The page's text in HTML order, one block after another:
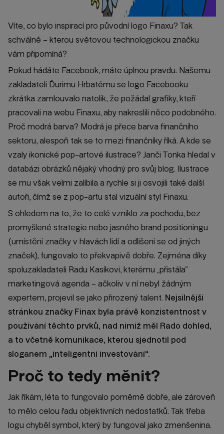
Víte, co bylo inspirací pro původní logo Finaxu? Tak
schválně – kterou světovou technologickou značku
vám připomíná?
Pokud hádáte Facebook, máte úplnou pravdu. Našemu
zakladateli Ďurimu Hrbatému se logo Facebooku
zkrátka zamlouvalo natolik, že požádal grafiky, kteří
pracovali na webu Finaxu, aby nakreslili něco podobného.
Proč modrá barva? Modrá je přece barva finančního
sektoru, alespoň tak se to mezi finančníky říká. A kde se
vzaly ikonické pop-artové ilustrace? Janči Tonka hledal v
databázi obrázků nějaký vhodný pro svůj blog. Ilustrace
se mu však velmi zalíbila a rychle si ji osvojili také další
autoři, čímž se z pop-artu stal vizuální styl Finaxu.
S ohledem na to, že to celé vzniklo za pochodu, bez
promyšlené strategie nebo jasného brand positioningu
(umístění značky v hlavách lidí a odlišení se od jiných
značek), fungovalo to překvapivě dobře. Zejména díky
spoluzakladateli Radu Kasíkovi, kterému „přistála“
marketingová agenda – ačkoliv v ní nebyl žádným
expertem, projevil se jako přirozený talent. Nejsilnější
stránkou značky Finax byla právě konzistentnost v
používání těchto prvků, nad nimiž měl Rado dohled,
a to včetně komunikace, kterou sjednotil pod
sloganem „inteligentní investování“.
Proč to tedy měnit?
Jak říkám, léta to fungovalo poměrně dobře, ale zároveň
to mělo celou řadu objektivních nedostatků. Tak třeba
logu chyběl symbol, který by fungoval jako zmenšenina.